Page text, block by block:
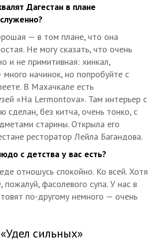
Дагестан в плане
— в том плане, что она
Не могу сказать, что очень
и не примитивная: хинкал,
много начинок, но попробуйте с
В Махачкале есть
«На Lermontova». Там интерьер с
сделан, без китча, очень тонко, с
старины. Открыла его
ресторатор Лейла Багандова.
с детства у вас есть?
отношусь спокойно. Ко всей. Хотя
фасолевого супа. У нас в
по-другому немного — очень
«Удел сильных»